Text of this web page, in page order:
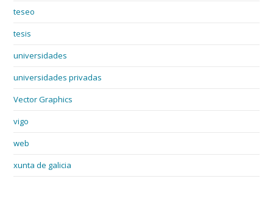
teseo
tesis
universidades
universidades privadas
Vector Graphics
vigo
web
xunta de galicia